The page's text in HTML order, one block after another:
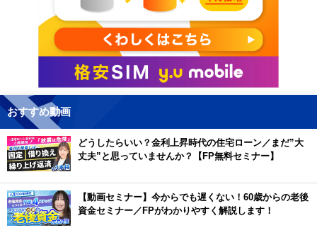
おすすめ動画
どうしたらいい？金利上昇時代の住宅ローン／まだ”大
丈夫”と思っていませんか？【FP無料セミナー】
【動画セミナー】今からでも遅くない！60歳からの老後
資金セミナー／FPがわかりやすく解説します！